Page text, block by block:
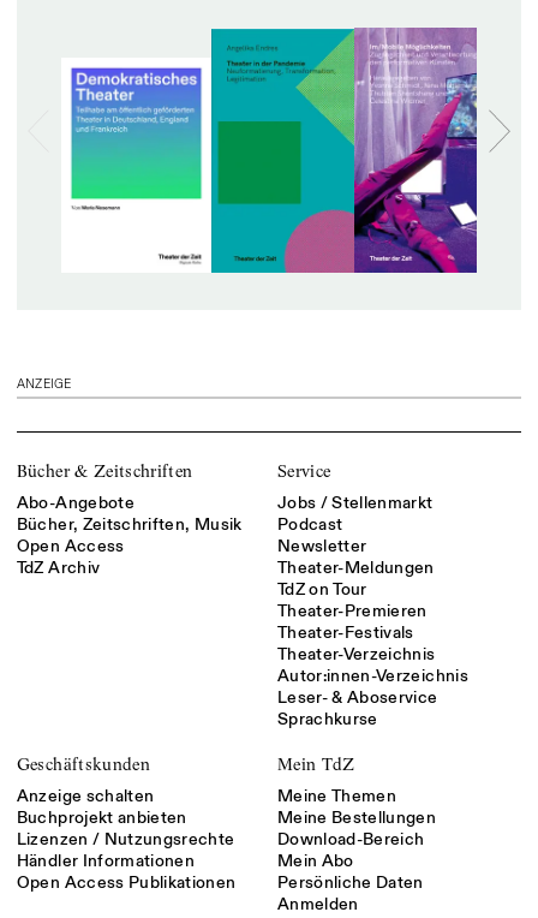
ANZEIGE
Bücher & Zeitschriften
Abo-Angebote
Bücher, Zeitschriften, Musik
Open Access
TdZ Archiv
Service
Jobs / Stellenmarkt
Podcast
Newsletter
Theater-Meldungen
TdZ on Tour
Theater-Premieren
Theater-Festivals
Theater-Verzeichnis
Autor:innen-Verzeichnis
Leser- & Aboservice
Sprachkurse
Geschäftskunden
Anzeige schalten
Buchprojekt anbieten
Lizenzen / Nutzungsrechte
Händler Informationen
Open Access Publikationen
Mein TdZ
Meine Themen
Meine Bestellungen
Download-Bereich
Mein Abo
Persönliche Daten
Anmelden